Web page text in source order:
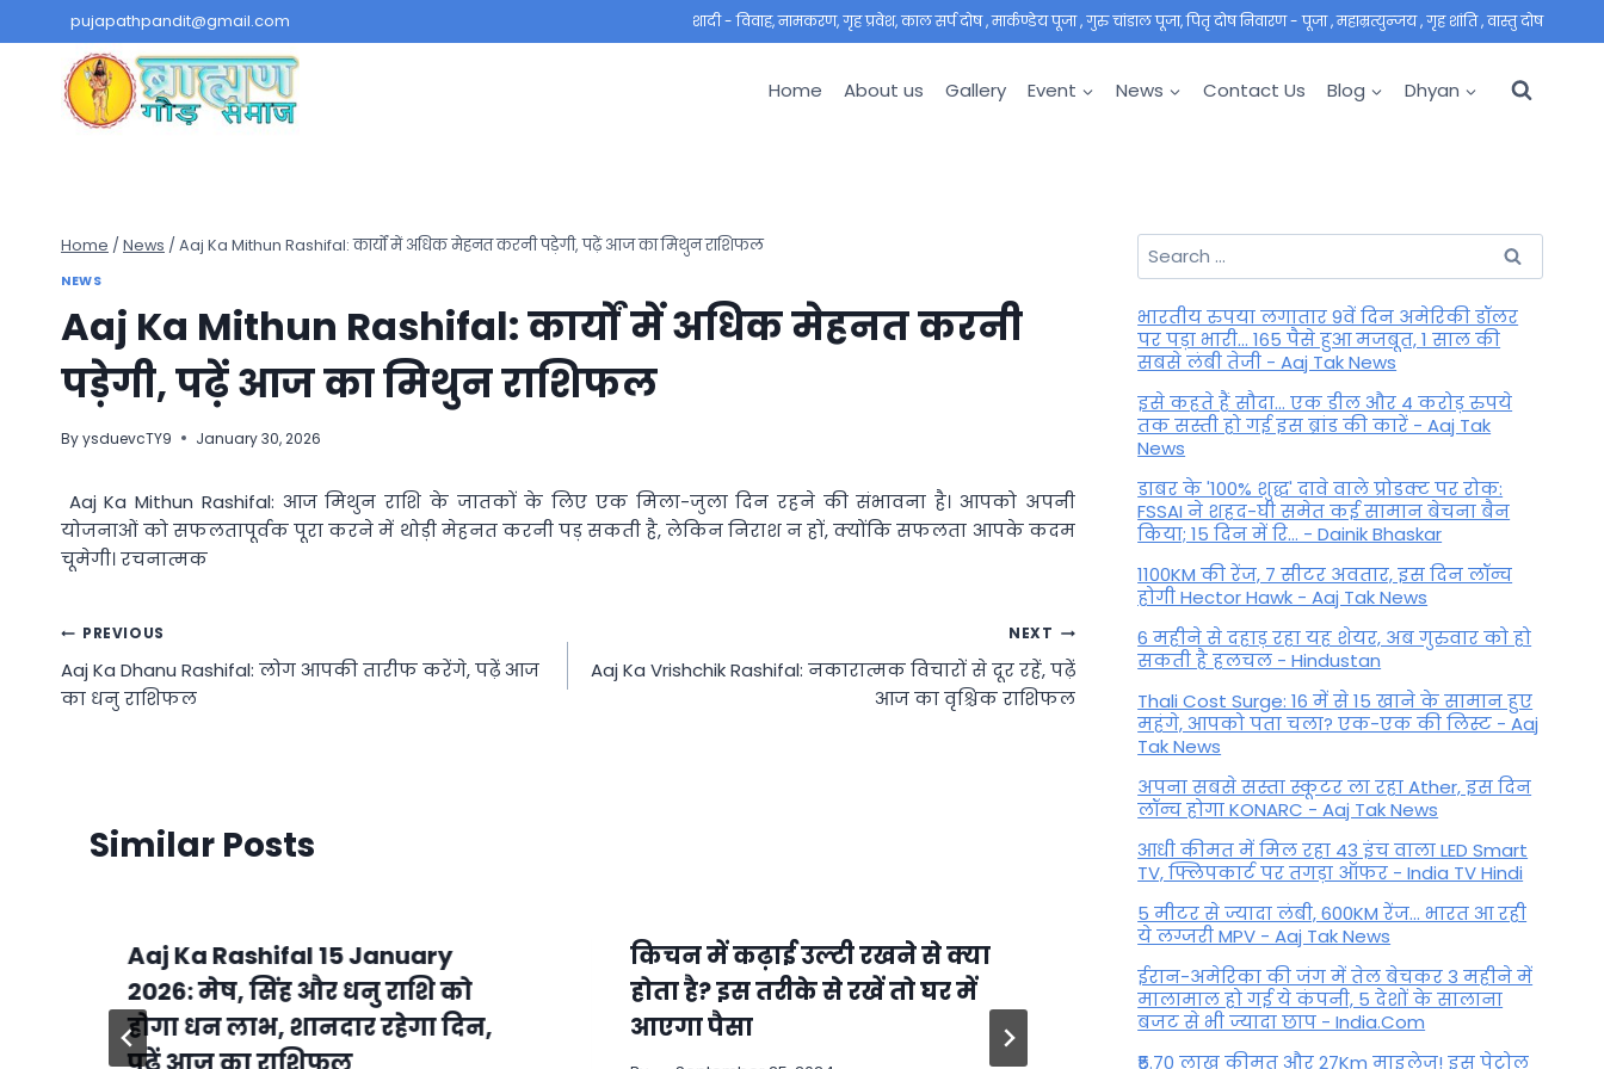
to
content
pujapathpandit@gmail.com शादी - विवाह, नामकरण, गृह प्रवेश, काल सर्प दोष , मार्कण्डेय पूजा , गुरु चांडाल पूजा, पितृ दोष निवारण - पूजा , महाम्रत्युन्जय , गृह शांति , वास्तु दोष
Home About us Gallery Event News Contact Us Blog Dhyan
Home / News / Aaj Ka Mithun Rashifal: कार्यों में अधिक मेहनत करनी पड़ेगी, पढ़ें आज का मिथुन राशिफल
NEWS
Aaj Ka Mithun Rashifal: कार्यों में अधिक मेहनत करनी
पड़ेगी, पढ़ें आज का मिथुन राशिफल
ByysduevcTY9 January 30, 2026
Aaj Ka Mithun Rashifal: आज मिथुन राशि के जातकों के लिए एक मिला-जुला दिन रहने की संभावना है। आपको अपनी
योजनाओं को सफलतापूर्वक पूरा करने में थोड़ी मेहनत करनी पड़ सकती है, लेकिन निराश न हों, क्योंकि सफलता आपके कदम
चूमेगी। रचनात्मक
Post
navigation
PREVIOUS
Aaj Ka Dhanu Rashifal: लोग आपकी तारीफ करेंगे, पढ़ें आज
का धनु राशिफल
NEXT
Aaj Ka Vrishchik Rashifal: नकारात्मक विचारों से दूर रहें, पढ़ें
आज का वृश्चिक राशिफल
Similar Posts
Aaj Ka Rashifal 15 January
2026: मेष, सिंह और धनु राशि को
होगा धन लाभ, शानदार रहेगा दिन,
किचन में कढ़ाई उल्टी रखने से क्या
होता है? इस तरीके से रखें तो घर में
आएगा पैसा
Shardiya Navratri 2025: अष्टमी
और नवमी को भूलकर भी न करें ये
गलती, जानें नवरात्र का व्रत खोलने
Search
for:
भारतीय रुपया लगातार 9वें दिन अमेरिकी डॉलर
पर पड़ा भारी... 165 पैसे हुआ मजबूत, 1 साल की
सबसे लंबी तेजी - Aaj Tak News
इसे कहते हैं सौदा... एक डील और 4 करोड़ रुपये
तक सस्ती हो गई इस ब्रांड की कारें - Aaj Tak
News
डाबर के '100% शुद्ध' दावे वाले प्रोडक्ट पर रोक:
FSSAI ने शहद-घी समेत कई सामान बेचना बैन
किया; 15 दिन में रि... - Dainik Bhaskar
1100KM की रेंज, 7 सीटर अवतार, इस दिन लॉन्च
होगी Hector Hawk - Aaj Tak News
6 महीने से दहाड़ रहा यह शेयर, अब गुरुवार को हो
सकती है हलचल - Hindustan
Thali Cost Surge: 16 में से 15 खाने के सामान हुए
महंगे, आपको पता चला? एक-एक की लिस्ट - Aaj
Tak News
अपना सबसे सस्ता स्कूटर ला रहा Ather, इस दिन
लॉन्च होगा KONARC - Aaj Tak News
आधी कीमत में मिल रहा 43 इंच वाला LED Smart
TV, फ्लिपकार्ट पर तगड़ा ऑफर - India TV Hindi
5 मीटर से ज्यादा लंबी, 600KM रेंज... भारत आ रही
ये लग्जरी MPV - Aaj Tak News
ईरान-अमेरिका की जंग में तेल बेचकर 3 महीने में
मालामाल हो गई ये कंपनी, 5 देशों के सालाना
बजट से भी ज्यादा छाप - India.Com
₹5.70 लाख कीमत और 27Km माइलेज! इस पेट्रोल